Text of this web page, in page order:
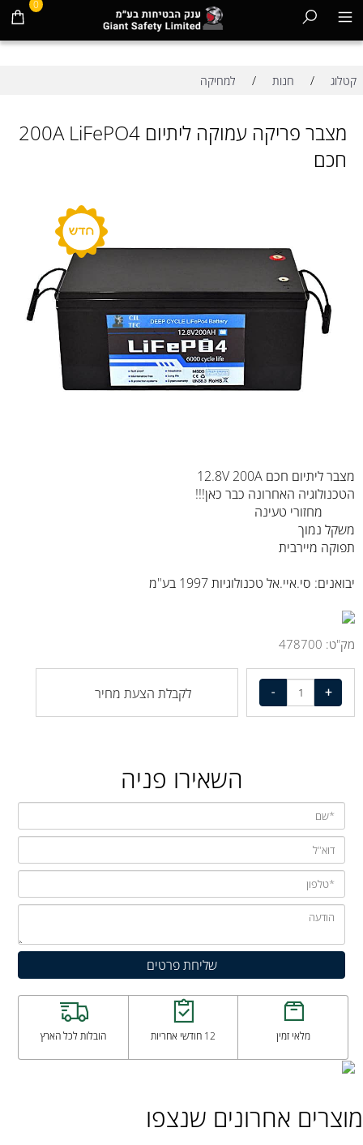
0
קטלוג / חנות / למחיקה
מצבר פריקה עמוקה ליתיום 200A LiFePO4
חכם
מצבר ליתיום חכם 12.8V 200A
הטכנולוגיה האחרונה כבר כאן!!!
משקל נמוך
תפוקה מיירבית
יבואנים: סי.איי.אל טכנולוגיות 1997 בע"מ
מק"ט: 478700
לקבלת הצעת מחיר
השאירו פניה
מלאי זמין 12 חודשי אחריות הובלות לכל הארץ
מוצרים אחרונים שנצפו